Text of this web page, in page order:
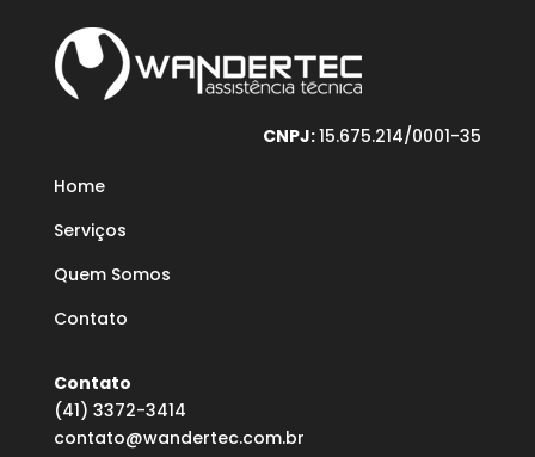
CNPJ:15.675.214/0001-35
Home
Serviços
Quem Somos
Contato
Contato
(41) 3372-3414
contato@wandertec.com.br